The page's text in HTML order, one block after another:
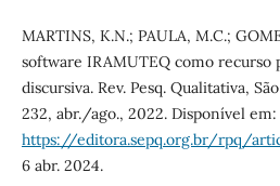
MARTINS, K.N.; PAULA, M.C.;
software IRAMUTEQ como recurso
discursiva. Rev. Pesq. Qualitativa,
232, abr./ago., 2022. Disponível em:
https://editora.sepq.org.br/rpq/
6 abr. 2024.